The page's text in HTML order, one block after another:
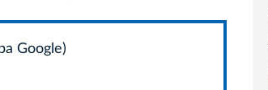
Google)